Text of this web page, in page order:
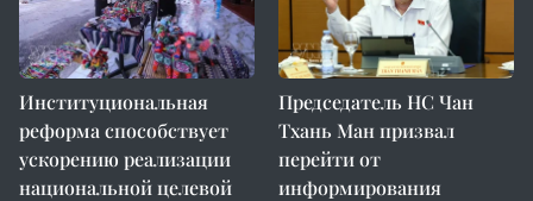
Институциональная
реформа способствует
ускорению реализации
национальной целевой
Председатель НС Чан
Тхань Ман призвал
перейти от
информирования